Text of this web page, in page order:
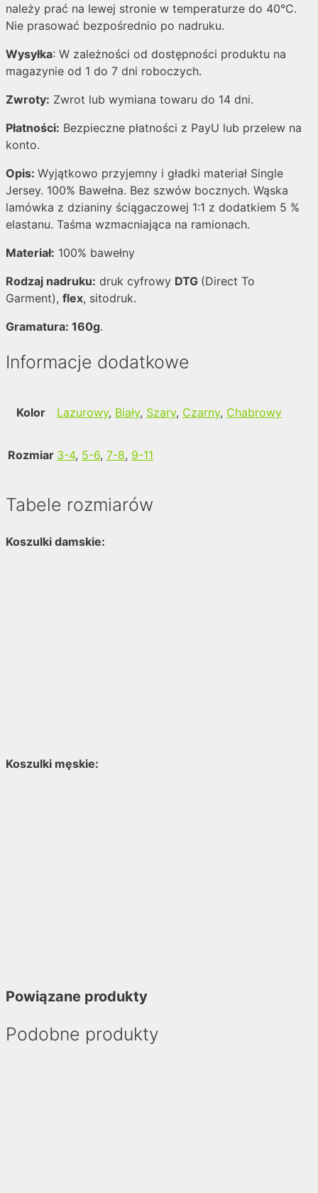
należy prać na lewej stronie w temperaturze do 40°C.
Nie prasować bezpośrednio po nadruku.
Wysyłka: W zależności od dostępności produktu na
magazynie od 1 do 7 dni roboczych.
Zwroty: Zwrot lub wymiana towaru do 14 dni.
Płatności: Bezpieczne płatności z PayU lub przelew na
konto.
Opis: Wyjątkowo przyjemny i gładki materiał Single
Jersey. 100% Bawełna. Bez szwów bocznych. Wąska
lamówka z dzianiny ściągaczowej 1:1 z dodatkiem 5 %
elastanu. Taśma wzmacniająca na ramionach.
Materiał: 100% bawełny
Rodzaj nadruku: druk cyfrowy DTG (Direct To
Garment), flex, sitodruk.
Gramatura: 160g.
Informacje dodatkowe
Kolor Lazurowy, Biały, Szary, Czarny, Chabrowy
Rozmiar 3-4, 5-6, 7-8, 9-11
Tabele rozmiarów
Koszulki damskie:
Koszulki męskie:
Powiązane produkty
Podobne produkty